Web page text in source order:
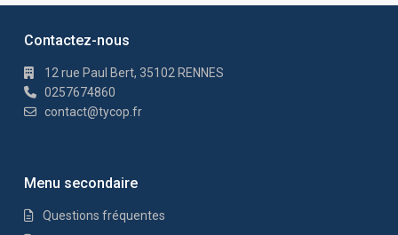
Contactez-nous
12 rue Paul Bert, 35102 RENNES
0257674860
contact@tycop.fr
Menu secondaire
Questions fréquentes